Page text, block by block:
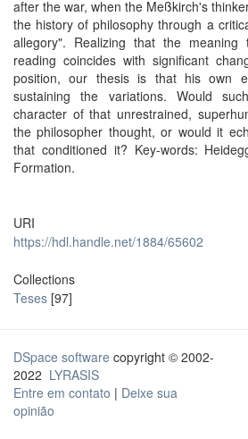
after the war, when the Meßkirch's
the history of philosophy through a
allegory". Realizing that the
reading coincides with significant
position, our thesis is that his own
sustaining the variations. Would
character of that unrestrained,
the philosopher thought, or would it
that conditioned it? Key-words:
Formation.
URI
https://hdl.handle.net/1884/65602
Collections
Teses [97]
DSpace software copyright © 2002-
2022 LYRASIS
Entre em contato | Deixe sua
opinião